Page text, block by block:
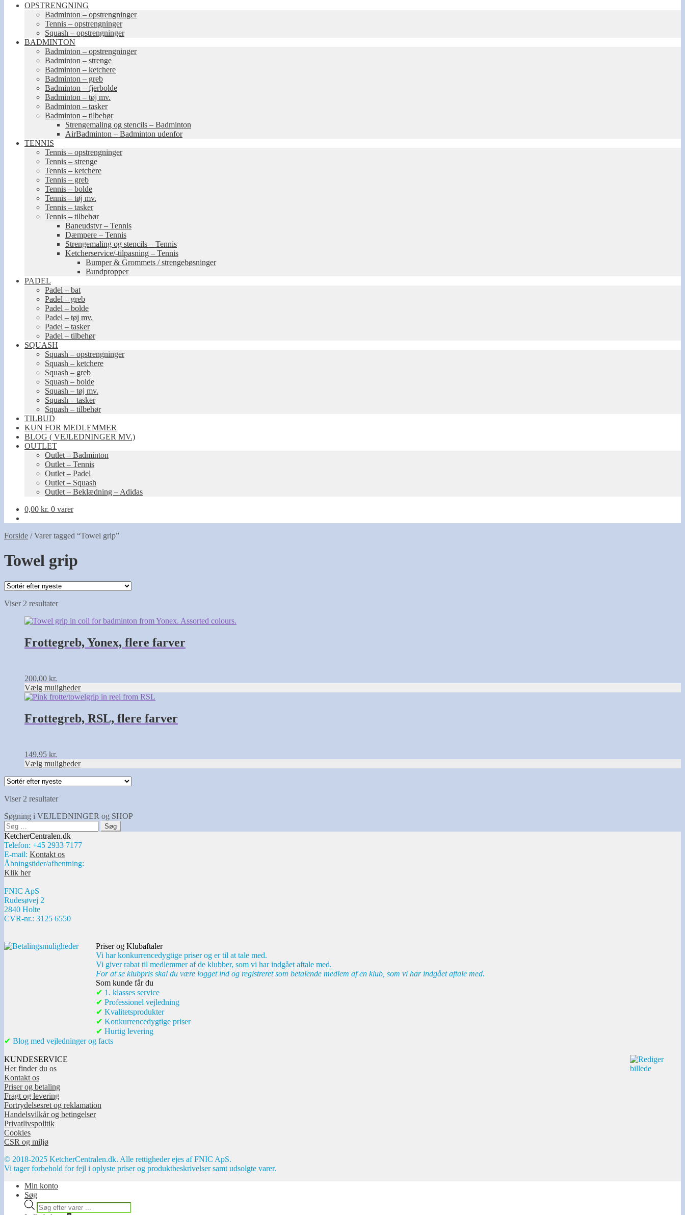
OPSTRENGNING
Badminton – opstrengninger
Tennis – opstrengninger
Squash – opstrengninger
BADMINTON
Badminton – opstrengninger
Badminton – strenge
Badminton – ketchere
Badminton – greb
Badminton – fjerbolde
Badminton – tøj mv.
Badminton – tasker
Badminton – tilbehør
Strengemaling og stencils – Badminton
AirBadminton – Badminton udenfor
TENNIS
Tennis – opstrengninger
Tennis – strenge
Tennis – ketchere
Tennis – greb
Tennis – bolde
Tennis – tøj mv.
Tennis – tasker
Tennis – tilbehør
Baneudstyr – Tennis
Dæmpere – Tennis
Strengemaling og stencils – Tennis
Ketcherservice/-tilpasning – Tennis
Bumper & Grommets / strengebøsninger
Bundpropper
PADEL
Padel – bat
Padel – greb
Padel – bolde
Padel – tøj mv.
Padel – tasker
Padel – tilbehør
SQUASH
Squash – opstrengninger
Squash – ketchere
Squash – greb
Squash – bolde
Squash – tøj mv.
Squash – tasker
Squash – tilbehør
TILBUD
KUN FOR MEDLEMMER
BLOG ( VEJLEDNINGER MV.)
OUTLET
Outlet – Badminton
Outlet – Tennis
Outlet – Padel
Outlet – Squash
Outlet – Beklædning – Adidas
0,00 kr. 0 varer
Forside /Varer tagged “Towel grip”
Towel grip
Viser 2 resultaterSorteret
seneste
Frottegreb, Yonex, flere farver
200,00 kr.
Vælg muligheder
Dette
har
flere
kan
vælges
på
varesiden
Frottegreb, RSL, flere farver
149,95 kr.
Vælg muligheder
Dette
har
flere
kan
vælges
på
varesiden
Viser 2 resultaterSorteret
seneste
Søgning i VEJLEDNINGER og SHOP
Søg
efter:
KetcherCentralen.dk
Telefon: +45 2933 7177
E-mail: Kontakt os
Åbningstider/afhentning:
Klik her
FNIC ApS
Rudesøvej 2
2840 Holte
CVR-nr.: 3125 6550
Priser og Klubaftaler
Vi har konkurrencedygtige priser og er til at tale med.
Vi giver rabat til medlemmer af de klubber, som vi har indgået aftale med.
For at se klubpris skal du være logget ind og registreret som betalende medlem af en klub, som vi har indgået aftale med.
Som kunde får du
✔ 1. klasses service
✔ Professionel vejledning
✔ Kvalitetsprodukter
✔ Konkurrencedygtige priser
✔ Hurtig levering
✔ Blog med vejledninger og facts
KUNDESERVICE
Her finder du os
Kontakt os
Priser og betaling
Fragt og levering
Fortrydelsesret og reklamation
Handelsvilkår og betingelser
Privatlivspolitik
Cookies
CSR og miljø
© 2018-2025 KetcherCentralen.dk. Alle rettigheder ejes af FNIC ApS.
Vi tager forbehold for fejl i oplyste priser og produktbeskrivelser samt udsolgte varer.
Min konto
Søg
Products
search